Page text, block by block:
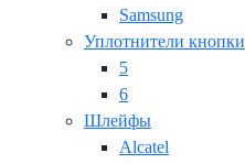
Samsung
Уплотнители кнопки
5
6
Шлейфы
Alcatel